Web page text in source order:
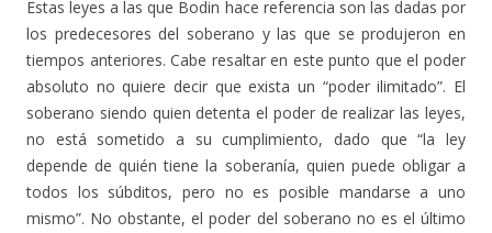
Estas leyes a las que Bodin hace referencia son las dadas por
los predecesores del soberano y las que se produjeron en
tiempos anteriores. Cabe resaltar en este punto que el poder
absoluto no quiere decir que exista un “poder ilimitado”. El
soberano siendo quien detenta el poder de realizar las leyes,
no está sometido a su cumplimiento, dado que “la ley
depende de quién tiene la soberanía, quien puede obligar a
todos los súbditos, pero no es posible mandarse a uno
mismo”. No obstante, el poder del soberano no es el último